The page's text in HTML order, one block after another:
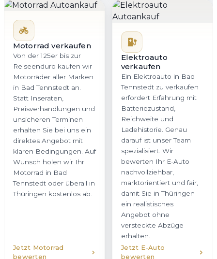
Motorrad verkaufen
Von der 125er bis zur
Reiseenduro kaufen wir
Motorräder aller Marken
in Bad Tennstedt an.
Statt Inseraten,
Preisverhandlungen und
unsicheren Terminen
erhalten Sie bei uns ein
direktes Angebot mit
klaren Bedingungen. Auf
Wunsch holen wir Ihr
Motorrad in Bad
Tennstedt oder überall in
Thüringen kostenlos ab.
Jetzt Motorrad
bewerten
Elektroauto
verkaufen
Ein Elektroauto in Bad
Tennstedt zu verkaufen
erfordert Erfahrung mit
Batteriezustand,
Reichweite und
Ladehistorie. Genau
darauf ist unser Team
spezialisiert. Wir
bewerten Ihr E-Auto
nachvollziehbar,
marktorientiert und fair,
damit Sie in Thüringen
ein realistisches
Angebot ohne
versteckte Abzüge
erhalten.
Jetzt E-Auto
bewerten